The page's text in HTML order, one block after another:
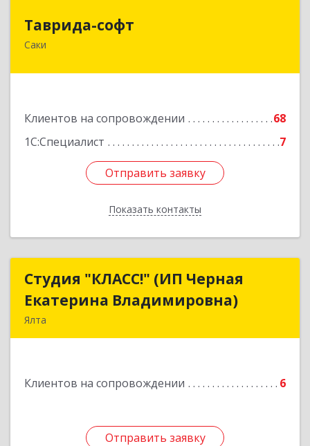
Таврида-софт
Саки
Клиентов на сопровождении
68
1С:Специалист
7
Отправить заявку
Показать контакты
Подробнее
Отправить заявку
Назад
Студия "КЛАСС!" (ИП Черная
Екатерина Владимировна)
Ялта
Клиентов на сопровождении 6
Отправить заявку
Студия "КЛАСС!" (ИП Черная
Екатерина Владимировна)
Отправить заявку